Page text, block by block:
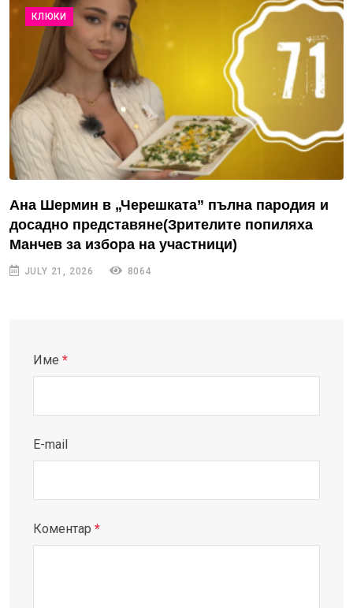
КЛЮКИ
Ана Шермин в „Черешката” пълна пародия и
досадно представяне(Зрителите попиляха
Манчев за избора на участници)
JULY 21, 2026 8064
Име *
E-mail
Коментар *